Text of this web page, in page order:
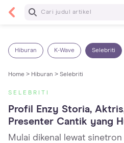
Baca Selanjutnya
Hiburan K-Wave Selebriti
Home > Hiburan > Selebriti
SELEBRITI
Profil Enzy Storia,
Presenter Cantik yang
Mulai dikenal lewat